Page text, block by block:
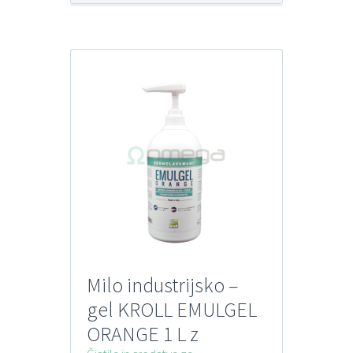
Milo industrijsko –
gel KROLL EMULGEL
ORANGE 1 L z